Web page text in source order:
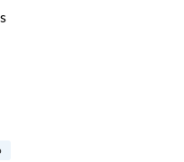
Abend im Colekt“